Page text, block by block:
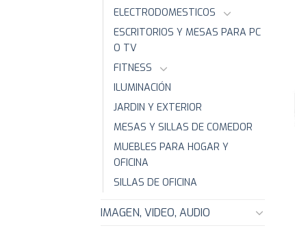
ELECTRODOMESTICOS
ESCRITORIOS Y MESAS PARA PC
O TV
FITNESS
ILUMINACIÓN
JARDIN Y EXTERIOR
MESAS Y SILLAS DE COMEDOR
MUEBLES PARA HOGAR Y
OFICINA
SILLAS DE OFICINA
IMAGEN, VIDEO, AUDIO